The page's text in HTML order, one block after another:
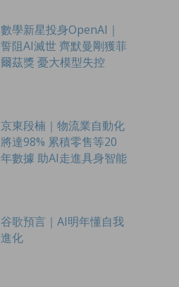
數學新星投身OpenAI｜
誓阻AI滅世 齊默曼剛獲菲
爾茲獎 憂大模型失控
京東段楠｜物流業自動化
將達98% 累積零售等20
年數據 助AI走進具身智能
谷歌預言｜AI明年懂自我
進化